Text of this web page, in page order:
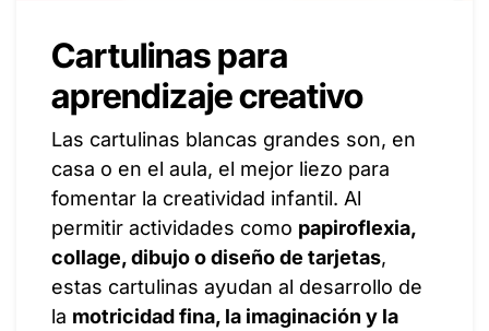
Cartulinas para
aprendizaje creativo
Las cartulinas blancas grandes son, en
casa o en el aula, el mejor liezo para
fomentar la creatividad infantil. Al
permitir actividades como papiroflexia,
collage, dibujo o diseño de tarjetas,
estas cartulinas ayudan al desarrollo de
la motricidad fina, la imaginación y la